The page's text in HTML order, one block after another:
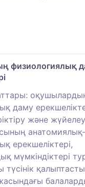
физиологиялық
даму
және
анатомиялық-
ерекшеліктері,
мүмкіндіктері
түсінік